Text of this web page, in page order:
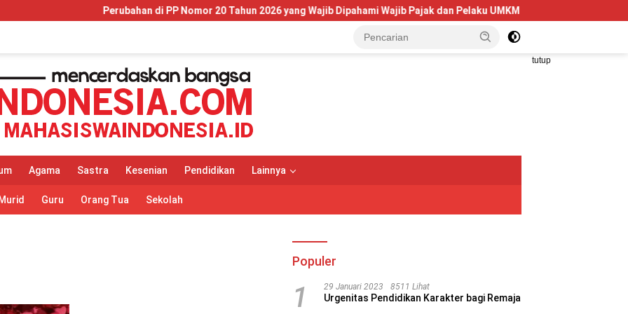
Perubahan di PP Nomor 20 Tahun 2026 yang Wajib Dipahami Wajib Pajak dan Pelaku UMKM Telkom University
tutup
Agama Sastra Kesenian Pendidikan Lainnya
Murid Guru Orang Tua Sekolah
Populer
1 29 Januari 2023 8511 Lihat
Urgenitas Pendidikan Karakter bagi Remaja